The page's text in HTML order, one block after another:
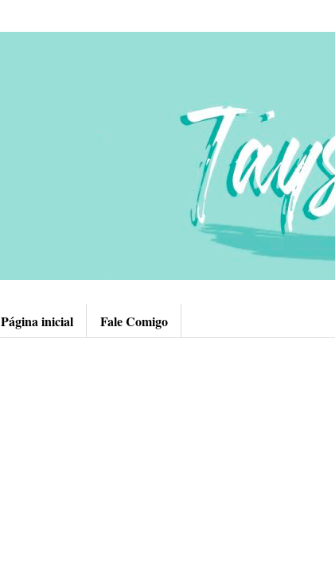
Página inicial Fale Comigo